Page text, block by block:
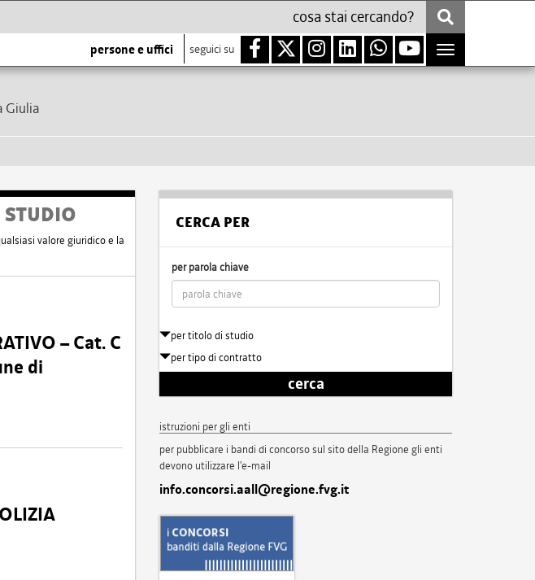
persone e uffici seguici su
Toggle
navigation
Giulia
STUDIO
valore giuridico e la
– Cat. C
di
CERCA PER
per parola chiave
per titolo di studio
per tipo di contratto
cerca
istruzioni per gli enti
per pubblicare i bandi di concorso sul sito della Regione gli enti
devono utilizzare l'e-mail
info.concorsi.aall@regione.fvg.it